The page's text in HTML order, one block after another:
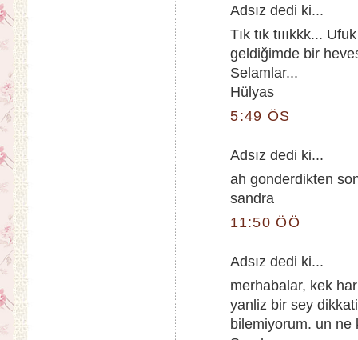
Adsız dedi ki...
Tık tık tıııkkk...
geldiğimde bir
Selamlar...
Hülyas
5:49 ÖS
Adsız dedi ki...
ah gonderdikten
sandra
11:50 ÖÖ
Adsız dedi ki...
merhabalar, kek
yanliz bir sey
bilemiyorum. un